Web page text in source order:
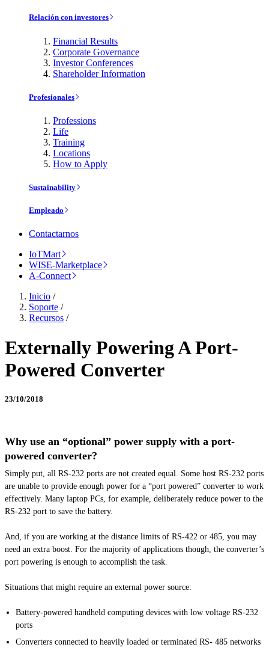
Relación con investores
Financial Results
Corporate Governance
Investor Conferences
Shareholder Information
Profesionales
Professions
Life
Training
Locations
How to Apply
Sustainability
Empleado
Contactarnos
IoTMart
WISE-Marketplace
A-Connect
Inicio /
Soporte /
Recursos /
Externally Powering A Port-
Powered Converter
23/10/2018
Why use an “optional” power supply with a port-
powered converter?
Simply put, all RS-232 ports are not created equal. Some host RS-232 ports
are unable to provide enough power for a “port powered” converter to work
effectively. Many laptop PCs, for example, deliberately reduce power to the
RS-232 port to save the battery.
And, if you are working at the distance limits of RS-422 or 485, you may
need an extra boost. For the majority of applications though, the converter’s
port powering is enough to accomplish the task.
Situations that might require an external power source:
Battery-powered handheld computing devices with low voltage RS-232
ports
Converters connected to heavily loaded or terminated RS- 485 networks